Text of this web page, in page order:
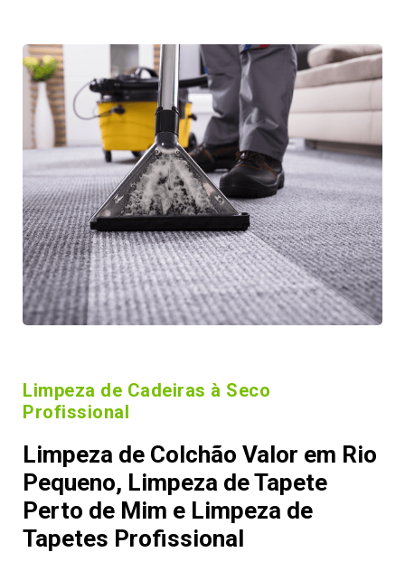
Limpeza de Cadeiras à Seco
Profissional
Limpeza de Colchão Valor em Rio
Pequeno, Limpeza de Tapete
Perto de Mim e Limpeza de
Tapetes Profissional